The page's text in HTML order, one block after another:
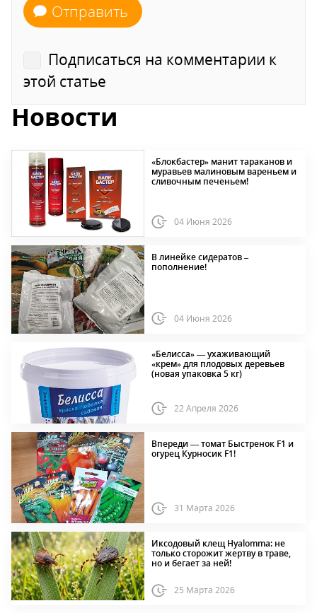
Отправить
Подписаться на комментарии к
этой статье
Новости
«Блокбастер» манит тараканов и
муравьев малиновым вареньем и
сливочным печеньем!
04 Июня 2026
В линейке сидератов –
пополнение!
04 Июня 2026
«Белисса» — ухаживающий
«крем» для плодовых деревьев
(новая упаковка 5 кг)
22 Апреля 2026
Впереди — томат Быстренок F1 и
огурец Курносик F1!
31 Марта 2026
Иксодовый клещ Hyalomma: не
только сторожит жертву в траве,
но и бегает за ней!
25 Марта 2026